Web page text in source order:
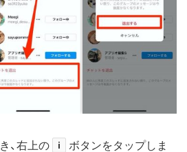
、右上の i
ボタンをタップしま